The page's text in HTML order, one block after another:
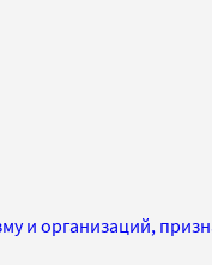
и организаций,